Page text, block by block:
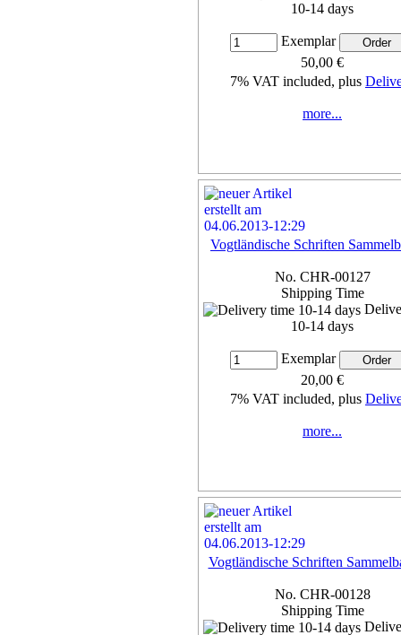
10-14 days
Exemplar
50,00 €
7% VAT included, plus
more...
Vogtländische Schriften
No. CHR-00127
Shipping Time
10-14 days
Exemplar
20,00 €
7% VAT included, plus
more...
Vogtländische Schriften
No. CHR-00128
Shipping Time